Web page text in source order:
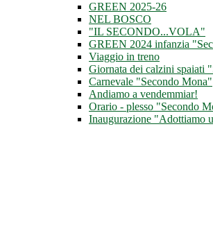
GREEN 2025-26
NEL BOSCO
"IL SECONDO...VOLA"
GREEN 2024 infanzia
Viaggio in treno
Giornata dei calzini spaiati
Carnevale "Secondo Mona"
Andiamo a vendemmiar!
Orario - plesso "Secondo
Inaugurazione "Adottiamo